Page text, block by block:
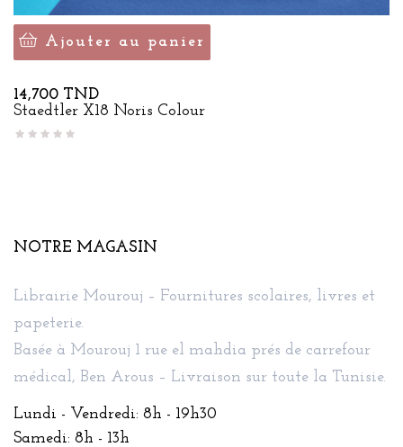
Ajouter au panier
Prix
14,700 TND
Staedtler X18 Noris Colour
NOTRE MAGASIN
Librairie Mourouj – Fournitures scolaires, livres et
papeterie.
Basée à Mourouj 1 rue el mahdia prés de carrefour
médical, Ben Arous – Livraison sur toute la Tunisie.
Lundi - Vendredi: 8h - 19h30
Samedi: 8h - 13h